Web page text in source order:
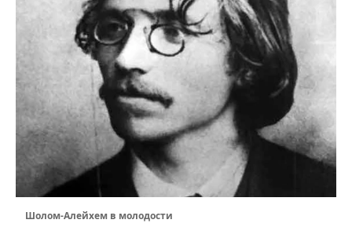
Шолом-Алейхем в молодости